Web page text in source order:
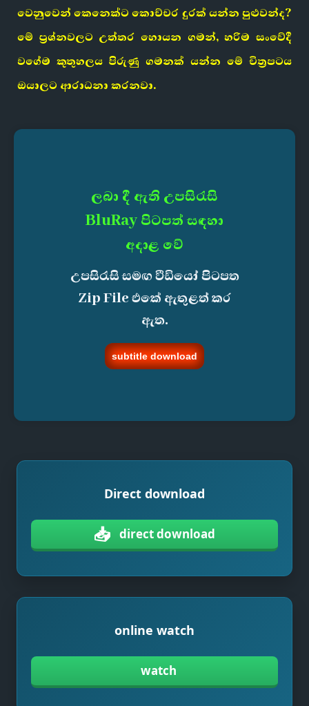
වෙනුවෙන් කෙනෙක්ට කොච්චර දුරක් යන්න පුළුවන්ද?
මේ ප්‍රශ්නවලට උත්තර හොයන ගමන්, හරිම සංවේදී
වගේම කුතුහලය පිරුණු ගමනක් යන්න මේ චිත්‍රපටය
ඔයාලට ආරාධනා කරනවා.
ලබා දී ඇති උපසිරැසි
BluRay පිටපත් සඳහා
අදාළ වේ
උපසිරැසි සමඟ වීඩියෝ පිටපත
Zip File එකේ ඇතුළත් කර
ඇත.
subtitle download
Direct download
📥 direct download
online watch
watch